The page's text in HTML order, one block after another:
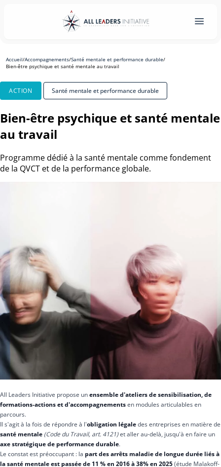
Accueil/Accompagnements/Santé mentale et performance durable/
Bien-être psychique et santé mentale au travail
ACTION Santé mentale et performance durable
Bien-être psychique et santé mentale
au travail
Programme dédié à la santé mentale comme fondement
de la QVCT et de la performance globale.
All Leaders Initiative propose unensemble d'ateliers de sensibilisation, de
formations-actions et d'accompagnementsen modules articulables en
parcours.
Il s'agit à la fois de répondre à l'obligation légaledes entreprises en matière de
santé mentale (Code du Travail, art. 4121)et aller au-delà, jusqu'à en faire un
axe stratégique de performance durable.
Le constat est préoccupant : la part des arrêts maladie de longue durée liés à
la santé mentale est passée de 11 % en 2016 à 38% en 2025(étude Malakoff-